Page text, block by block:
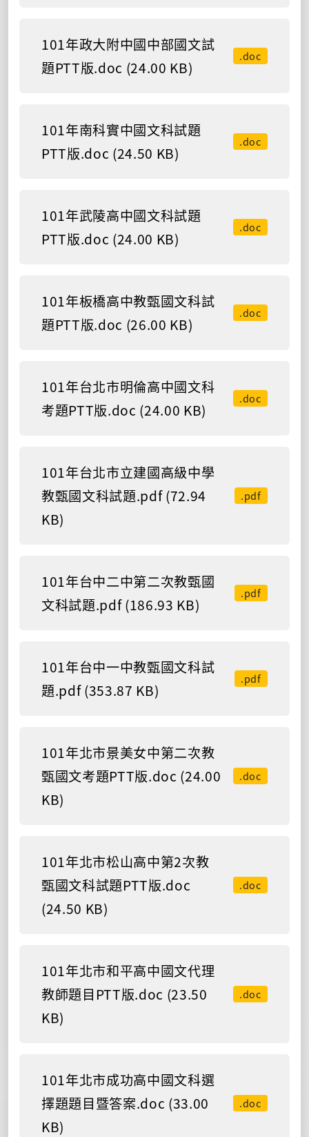
101年政大附中國中部國文試
題PTT版.doc (24.00 KB)
.doc
101年南科實中國文科試題
PTT版.doc (24.50 KB)
.doc
101年武陵高中國文科試題
PTT版.doc (24.00 KB)
.doc
101年板橋高中教甄國文科試
題PTT版.doc (26.00 KB)
.doc
101年台北市明倫高中國文科
考題PTT版.doc (24.00 KB)
.doc
101年台北市立建國高級中學
教甄國文科試題.pdf (72.94
KB)
.pdf
101年台中二中第二次教甄國
文科試題.pdf (186.93 KB)
.pdf
101年台中一中教甄國文科試
題.pdf (353.87 KB)
.pdf
101年北市景美女中第二次教
甄國文考題PTT版.doc (24.00
KB)
.doc
101年北市松山高中第2次教
甄國文科試題PTT版.doc
(24.50 KB)
.doc
101年北市和平高中國文代理
教師題目PTT版.doc (23.50
KB)
.doc
101年北市成功高中國文科選
擇題題目暨答案.doc (33.00
KB)
.doc